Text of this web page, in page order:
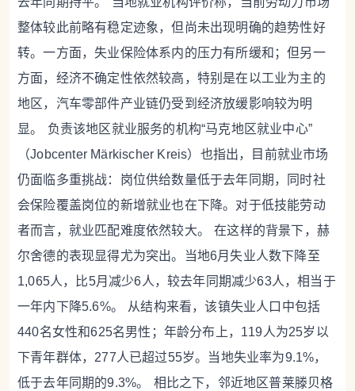
整体较此前略有稳定迹象，但尚未出现明确的趋势性好
转。一方面，失业保险体系内的压力有所缓和；但另一
方面，经济不确定性依然较高，特别是在以工业为主的
地区，汽车零部件产业链仍受到经济放缓影响较为明
显。
负责该地区就业服务的机构“马克地区就业中心”
（Jobcenter Märkischer Kreis）也指出，目前就业市场
仍面临多重挑战：岗位供给数量低于去年同期，同时社
会保险覆盖岗位的新增就业也在下降。对于低技能劳动
者而言，就业匹配难度依然较大。
在这样的背景下，赫
尔舍德的表现显得尤为突出。当地6月失业人数下降至
1,065人，比5月减少6人，较去年同期减少63人，相当于
一年内下降5.6%。
从结构来看，该镇失业人口中包括
440名女性和625名男性；年龄分布上，119人为25岁以
下青年群体，277人已超过55岁。当地失业率为9.1%，
低于去年同期的9.3%。
相比之下，邻近地区普莱滕贝格